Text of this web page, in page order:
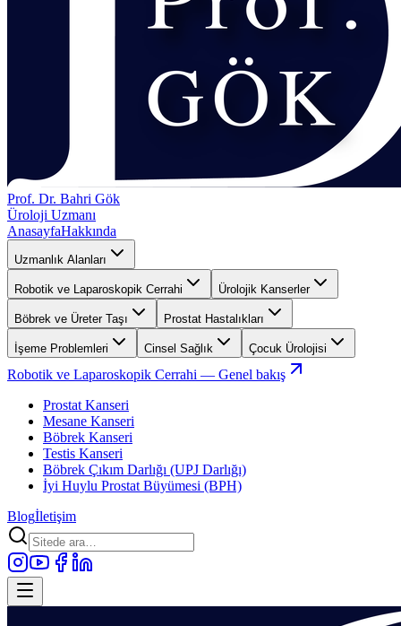
Prof. Dr. Bahri Gök
Üroloji Uzmanı
AnasayfaHakkında
Uzmanlık Alanları
Robotik ve Laparoskopik Cerrahi Ürolojik Kanserler
Böbrek ve Üreter Taşı Prostat Hastalıkları
İşeme Problemleri Cinsel Sağlık Çocuk Ürolojisi
Robotik ve Laparoskopik Cerrahi — Genel bakış
Prostat Kanseri
Mesane Kanseri
Böbrek Kanseri
Testis Kanseri
Böbrek Çıkım Darlığı (UPJ Darlığı)
İyi Huylu Prostat Büyümesi (BPH)
Blogİletişim